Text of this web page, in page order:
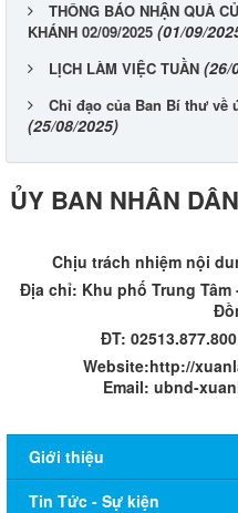
THÔNG BÁO NHẬN QUÀ
KHÁNH 02/09/2025 (01/09/
LỊCH LÀM VIỆC TUẦN (26/
Chỉ đạo của Ban Bí thư
(25/08/2025)
ỦY BAN NHÂN
Chịu trách nhiệm nội
Địa chỉ: Khu phố Trung
ĐT:
Website:http://
Email: ubnd-
Giới thiệu
Tin Tức - Sự kiện